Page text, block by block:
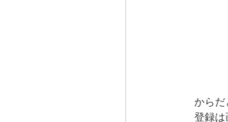
からだ
登録は